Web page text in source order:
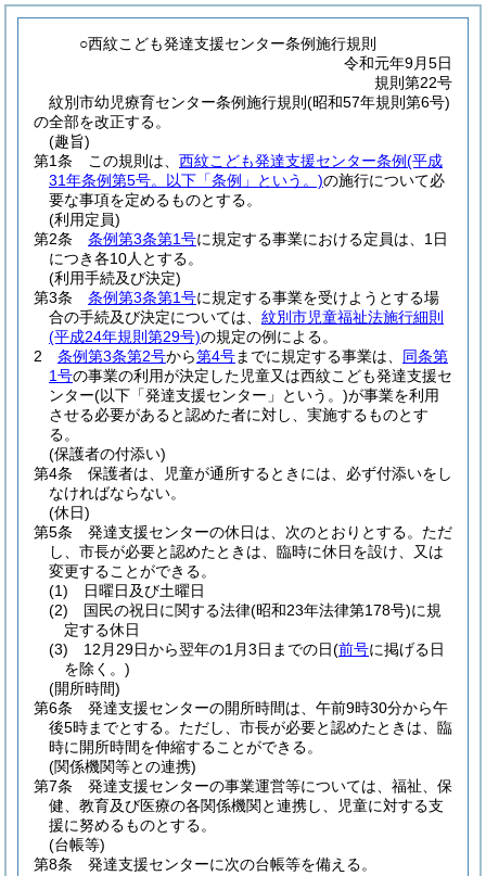
○西紋こども発達支援センター条例施行規則
令和元年9月5日
規則第22号
紋別市幼児療育センター条例施行規則(昭和57年規則第6号)
の全部を改正する。
(趣旨)
第1条
この規則は、 西紋こども発達支援センター条例(平成
31年条例第5号。以下「条例」という。)の施行について必
要な事項を定めるものとする。
(利用定員)
第2条
条例第3条第1号に規定する事業における定員は、1日
につき各10人とする。
(利用手続及び決定)
第3条
条例第3条第1号に規定する事業を受けようとする場
合の手続及び決定については、 紋別市児童福祉法施行細則
(平成24年規則第29号)の規定の例による。
2
条例第3条第2号から第4号までに規定する事業は、 同条第
1号の事業の利用が決定した児童又は西紋こども発達支援セ
ンター(以下「発達支援センター」という。)が事業を利用
させる必要があると認めた者に対し、実施するものとす
る。
(保護者の付添い)
第4条
保護者は、児童が通所するときには、必ず付添いをし
なければならない。
(休日)
第5条
発達支援センターの休日は、次のとおりとする。 ただ
し、市長が必要と認めたときは、臨時に休日を設け、又は
変更することができる。
(1)
日曜日及び土曜日
(2)
国民の祝日に関する法律(昭和23年法律第178号)に規
定する休日
(3)
12月29日から翌年の1月3日までの日(前号に掲げる日
を除く。)
(開所時間)
第6条
発達支援センターの開所時間は、午前9時30分から午
後5時までとする。 ただし、市長が必要と認めたときは、臨
時に開所時間を伸縮することができる。
(関係機関等との連携)
第7条
発達支援センターの事業運営等については、福祉、保
健、教育及び医療の各関係機関と連携し、児童に対する支
援に努めるものとする。
(台帳等)
第8条
発達支援センターに次の台帳等を備える。